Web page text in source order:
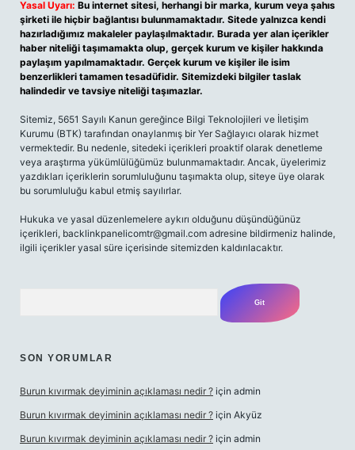
Yasal Uyarı: Bu internet sitesi, herhangi bir marka, kurum veya şahıs
şirketi ile hiçbir bağlantısı bulunmamaktadır. Sitede yalnızca kendi
hazırladığımız makaleler paylaşılmaktadır. Burada yer alan içerikler
haber niteliği taşımamakta olup, gerçek kurum ve kişiler hakkında
paylaşım yapılmamaktadır. Gerçek kurum ve kişiler ile isim
benzerlikleri tamamen tesadüfidir. Sitemizdeki bilgiler taslak
halindedir ve tavsiye niteliği taşımazlar.
Sitemiz, 5651 Sayılı Kanun gereğince Bilgi Teknolojileri ve İletişim
Kurumu (BTK) tarafından onaylanmış bir Yer Sağlayıcı olarak hizmet
vermektedir. Bu nedenle, sitedeki içerikleri proaktif olarak denetleme
veya araştırma yükümlülüğümüz bulunmamaktadır. Ancak, üyelerimiz
yazdıkları içeriklerin sorumluluğunu taşımakta olup, siteye üye olarak
bu sorumluluğu kabul etmiş sayılırlar.
Hukuka ve yasal düzenlemelere aykırı olduğunu düşündüğünüz
içerikleri, backlinkpanelicomtr@gmail.com adresine bildirmeniz halinde,
ilgili içerikler yasal süre içerisinde sitemizden kaldırılacaktır.
SON YORUMLAR
Burun kıvırmak deyiminin açıklaması nedir ? için admin
Burun kıvırmak deyiminin açıklaması nedir ? için Akyüz
Burun kıvırmak deyiminin açıklaması nedir ? için admin